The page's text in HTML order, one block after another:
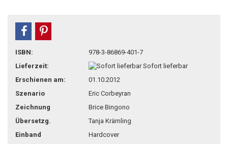
teilen
ISBN:
978-3-86869-401-7
Lieferzeit:
Sofort lieferbar
Erschienen am:
01.10.2012
Szenario
Eric Corbeyran
Zeichnung
Brice Bingono
Übersetzg.
Tanja Krämling
Einband
Hardcover